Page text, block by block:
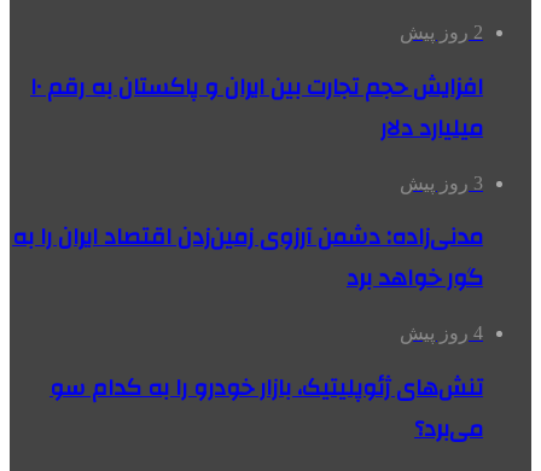
2 روز پیش
افزایش حجم تجارت بین ایران و پاکستان به رقم ۱۰
میلیارد دلار
3 روز پیش
مدنی‌زاده: دشمن آرزوی زمین‌زدن اقتصاد ایران را به
گور خواهد برد
4 روز پیش
تنش‌های ژئوپلیتیک، بازار خودرو را به کدام سو
می‌برد؟